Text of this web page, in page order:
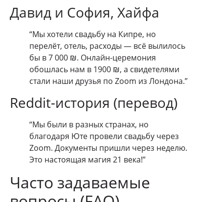
Давид и София, Хайфа
“Мы хотели свадьбу на Кипре, но
перелёт, отель, расходы — всё вылилось
бы в 7 000 ₪. Онлайн-церемония
обошлась нам в 1900 ₪, а свидетелями
стали наши друзья по Zoom из Лондона.”
Reddit-история (перевод)
“Мы были в разных странах, но
благодаря Юте провели свадьбу через
Zoom. Документы пришли через неделю.
Это настоящая магия 21 века!”
Часто задаваемые